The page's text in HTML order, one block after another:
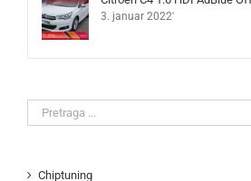
3. januar 2022'
Search
for:
Chiptuning